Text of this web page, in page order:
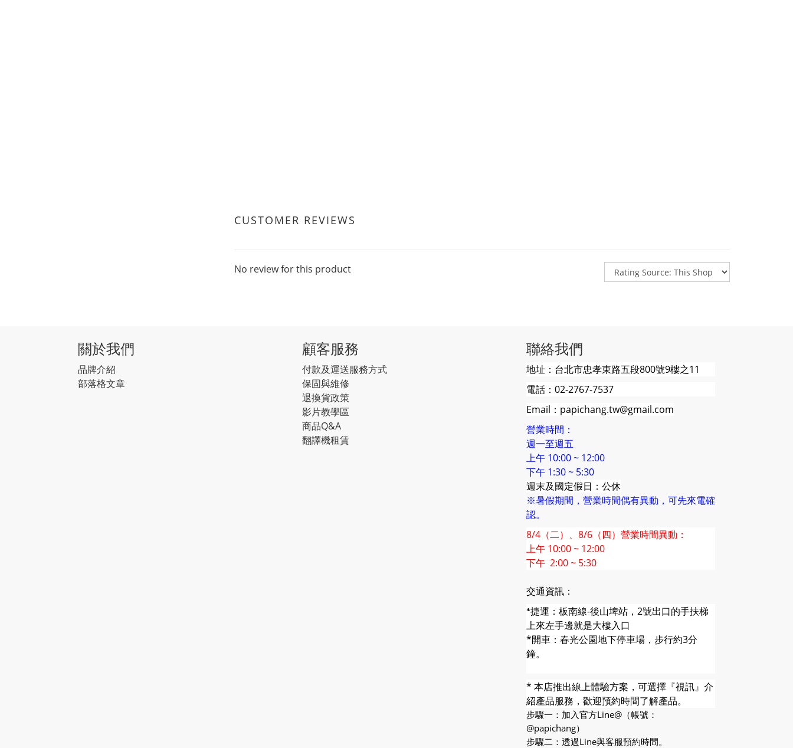
CUSTOMER REVIEWS
No review for this product
關於我們
品牌介紹
部落格文章
顧客服務
付款及運送服務方式
保固與維修
退換貨政策
影片教學區
商品Q&A
翻譯機租賃
聯絡我們
地址：台北市忠孝東路五段800號9樓之11
電話：02-2767-7537
Email：papichang.tw@gmail.com
營業時間：
週一至週五
上午 10:00 ~ 12:00
下午 1:30 ~ 5:30
週末及國定假日：公休
※暑假期間，營業時間偶有異動，可先來電確
認。
8/4（二）、8/6（四）營業時間異動：
上午 10:00 ~ 12:00
下午 2:00 ~ 5:30
交通資訊：
*捷運：板南線-後山埤站，2號出口的手扶梯
上來左手邊就是大樓入口
*開車：春光公園地下停車場，步行約3分
鐘。
* 本店推出線上體驗方案，可選擇『視訊』介
紹產品服務，歡迎預約時間了解產品。
步驟一：加入官方Line@（帳號：
@papichang）
步驟二：透過Line與客服預約時間。